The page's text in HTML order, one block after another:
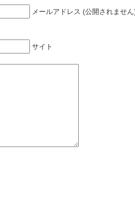
メールアドレス (公開されませ
サイト